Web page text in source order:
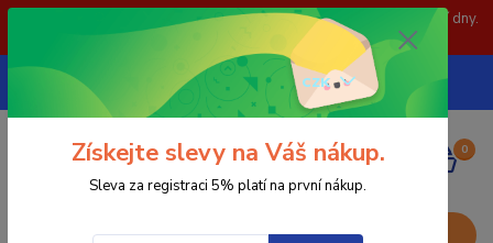
POZOR: 31.7 , 3.8 a 5.8- zavřeno. objednávky odešleme následující dny.
Děkujeme za pochopení.
CZK
739252246
(Po-Pá, 8-15 hod.)
0
0,00 Kč
Získejte slevy na Váš nákup.
Sleva za registraci 5% platí na první nákup.